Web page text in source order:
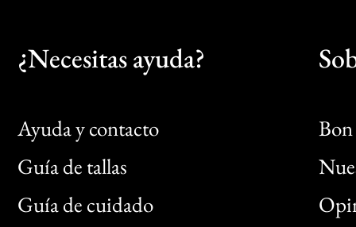
¿Necesitas ayuda?
Ayuda y contacto
Guía de tallas
Guía de cuidado
Bon